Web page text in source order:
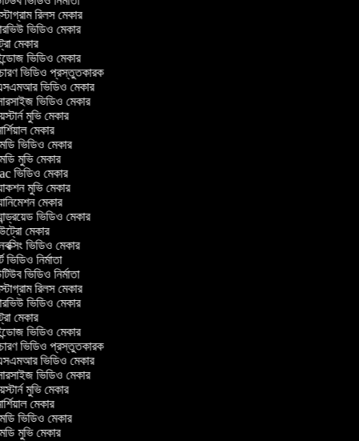
রিলস মেকার
ভিডিও মেকার
মেকার
ভিডিও মেকার
ভিডিও প্রস্তুতকারক
ভিডিও মেকার
ভিডিও মেকার
মুভি মেকার
মেকার
ভিডিও মেকার
মুভি মেকার
ভিডিও মেকার
মুভি মেকার
মেকার
ভিডিও মেকার
মেকার
ভিডিও মেকার
নির্মাতা
ভিডিও নির্মাতা
রিলস মেকার
ভিডিও মেকার
মেকার
ভিডিও মেকার
ভিডিও প্রস্তুতকারক
ভিডিও মেকার
ভিডিও মেকার
মুভি মেকার
মেকার
ভিডিও মেকার
মুভি মেকার